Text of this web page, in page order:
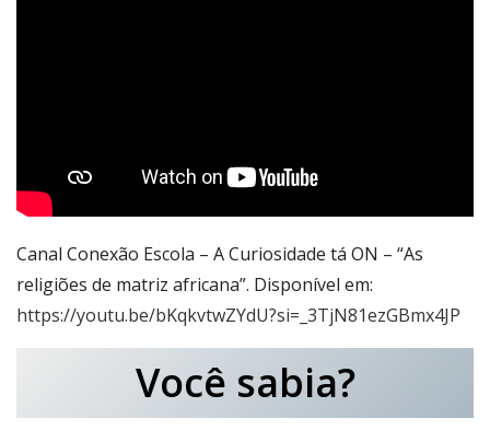
Canal Conexão Escola – A Curiosidade tá ON – “As
religiões de matriz africana”. Disponível em:
https://youtu.be/bKqkvtwZYdU?si=_3TjN81ezGBmx4JP
Você sabia?